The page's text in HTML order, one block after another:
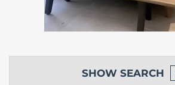
SHOW SEARCH